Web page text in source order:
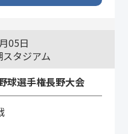
05日
タジアム
球選手権長野大会